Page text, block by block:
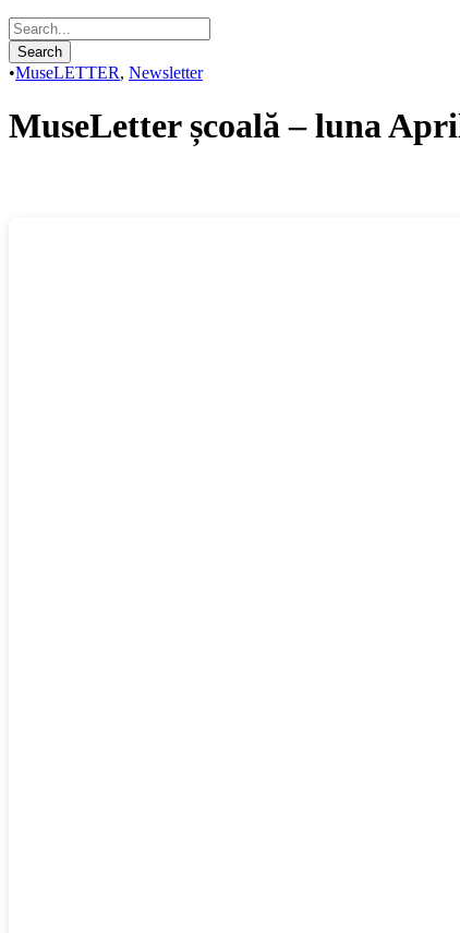
•MuseLETTER, Newsletter
MuseLetter școală – luna